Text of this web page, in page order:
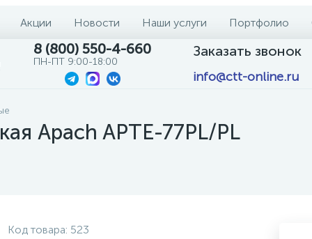
Акции Новости Наши услуги Портфолио
8 (800) 550-4-660
ПН-ПТ 9:00-18:00
Заказать звонок
info@ctt-online.ru
Apach APTE-77PL/PL
Код товара: 523